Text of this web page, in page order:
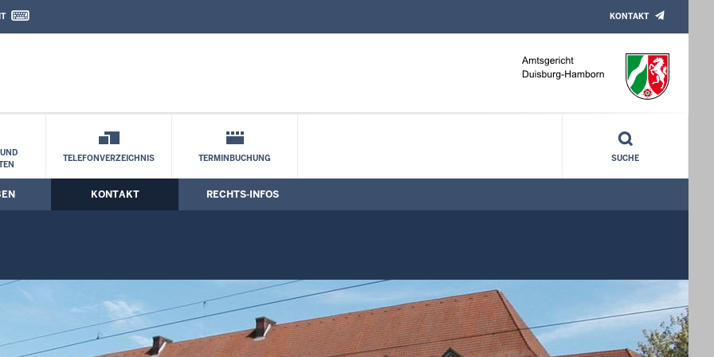
Kontaktformular
KONTAKT
TELEFONVERZEICHNIS TERMINBUCHUNG SUCHE
KONTAKT RECHTS-INFOS